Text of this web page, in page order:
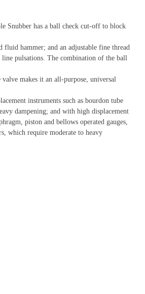
Snubber has a ball check cut-off to block
fluid hammer; and an adjustable fine thread
pulsations. The combination of the ball
makes it an all-purpose, universal
instruments such as bourdon tube
dampening; and with high displacement
piston and bellows operated gauges,
which require moderate to heavy